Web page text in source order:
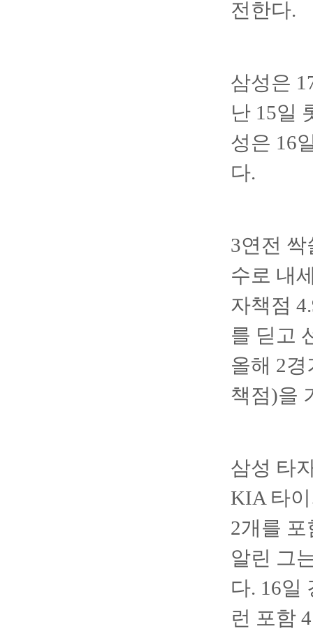
전한다.
삼성은
난 15일
성은 16
다.
3연전
수로 내
자책점
를 딛고
올해 2
책점)을
삼성 타
KIA 타
2개를
알린 그
다. 16일
런 포함